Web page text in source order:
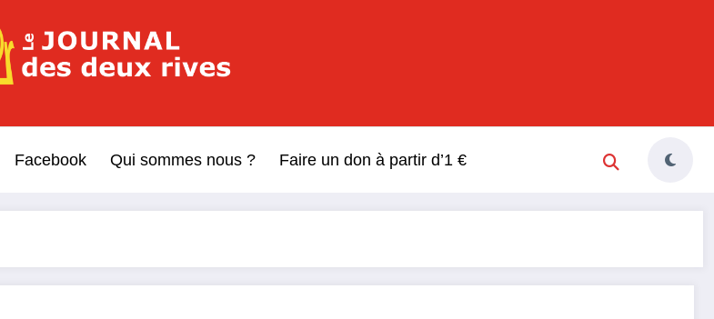
Journal des Deux Rives
Facebook Qui sommes nous ? Faire un don à partir d’1 €